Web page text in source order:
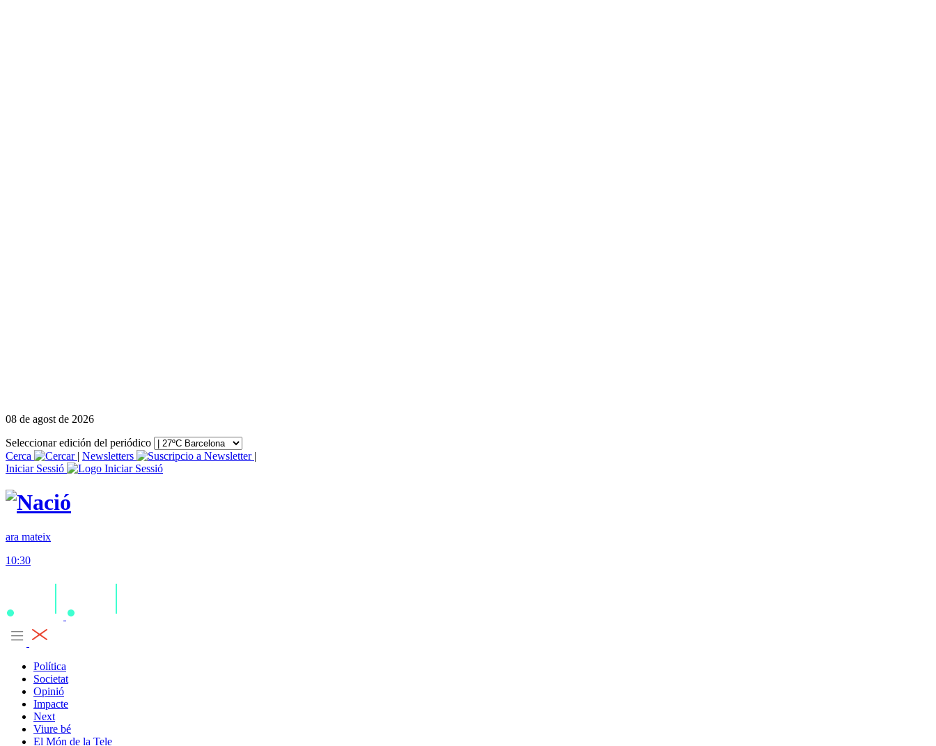
08 de agost de 2026
Seleccionar edición del periódico
Cerca
| Newsletters
|
Iniciar Sessió
ara mateix
10:30
Política
Societat
Opinió
Impacte
Next
Viure bé
El Món de la Tele